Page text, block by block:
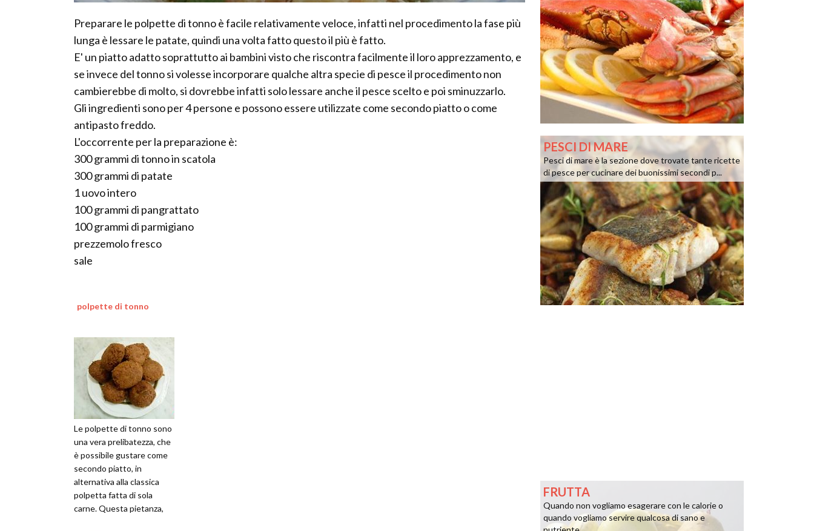
Preparare le polpette di tonno è facile relativamente veloce, infatti nel procedimento la fase più
lunga è lessare le patate, quindi una volta fatto questo il più è fatto.
E' un piatto adatto soprattutto ai bambini visto che riscontra facilmente il loro apprezzamento, e
se invece del tonno si volesse incorporare qualche altra specie di pesce il procedimento non
cambierebbe di molto, si dovrebbe infatti solo lessare anche il pesce scelto e poi sminuzzarlo.
Gli ingredienti sono per 4 persone e possono essere utilizzate come secondo piatto o come
antipasto freddo.
L'occorrente per la preparazione è:
300 grammi di tonno in scatola
300 grammi di patate
1 uovo intero
100 grammi di pangrattato
100 grammi di parmigiano
prezzemolo fresco
sale
polpette di tonno
Le polpette di tonno sono
una vera prelibatezza, che
è possibile gustare come
secondo piatto, in
alternativa alla classica
polpetta fatta di sola
carne. Questa pietanza,
PESCI DI MARE
Pesci di mare è la sezione dove trovate tante ricette
di pesce per cucinare dei buonissimi secondi p...
FRUTTA
Quando non vogliamo esagerare con le calorie o
quando vogliamo servire qualcosa di sano e